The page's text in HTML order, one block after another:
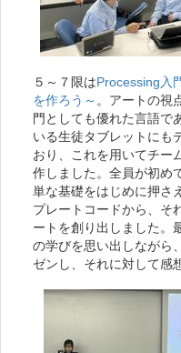
５～７限はProcessing入
を作ろう～ 。アートの視
門としても優れた言語で
いる生徒タブレットにも
おり、これを用いてチー
作しました。全員が初め
単な基礎をはじめに押さ
プレートコードから、そ
ートを創り出しました。
の学びを思い出しながら
ゼンし、それに対して感